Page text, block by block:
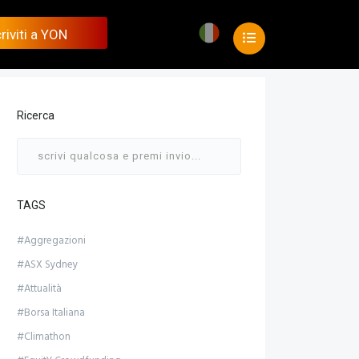
a YON
a YON
Ricerca
TAGS
#Aggregazioni
#ASX Sydney
#Attualità
#Borsa Italiana
#Climathon